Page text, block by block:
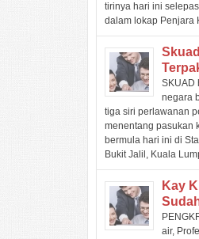
tirinya hari ini
dalam lokap Penjara
SKUAD
negara
tiga siri perlawanan
menentang pasukan
bermula hari ini di
Bukit Jalil, Kuala
Kay
air,